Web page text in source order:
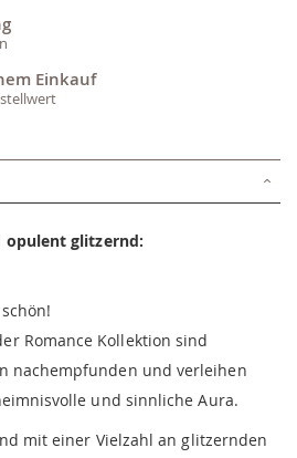
Einkauf
opulent glitzernd:
Romance Kollektion sind
nachempfunden und verleihen
und sinnliche Aura.
mit einer Vielzahl an glitzernden